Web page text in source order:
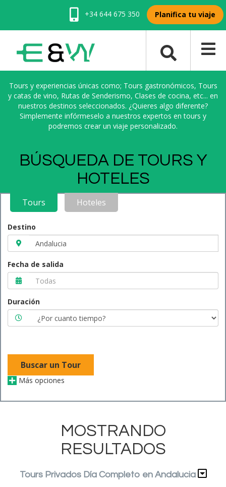
+34 644 675 350 Planifica tu viaje
Tours y experiencias únicas como; Tours gastronómicos, Tours
y catas de vino, Rutas de Senderismo, Clases de cocina, etc... en
nuestros destinos seleccionados. ¿Quieres algo diferente?
Simplemente infórmeselo a nuestros expertos en tours y
podremos crear un viaje personalizado.
BÚSQUEDA DE TOURS Y
HOTELES
Tours Hoteles
Destino
Fecha de salida
Duración
Buscar un Tour
Más opciones
MOSTRANDO
RESULTADOS
Tours Privados Día Completo en Andalucia